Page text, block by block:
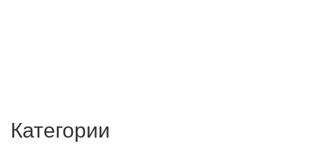
Категории